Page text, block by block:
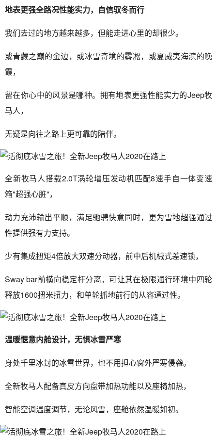
地表更强全路况性能实力，自信驭冬而行
我们去过的地方越来越多，但能走进心里的却很少。
或青藏之巅的金边，或冰雪奇境的雾凇，或夏威夷海滨的晚
霞，
留在你心中的风景是哪种。拥有地表更强性能实力的Jeep牧
马人，
无疑是向往之路上更可靠的陪伴。
全新牧马人搭载2.0T涡轮增压发动机匹配8速手自一体变速
箱"超强心脏"，
动力充沛输出平顺，满足驰骋快意同时，更为雪地超强通过
性提供强有力支持。
少有集成扭矩4倍放大双速分动器，前中后机械式差速锁，
Sway bar前横向稳定杆分离，可让其在极限通行环境中四轮
释放1600扭米扭力，和单轮抓地前行的从容通过性。
温暖惬意内舱设计，无惧冰雪严寒
身处千里冰封的冰雪世界，也不用担心窗外严寒侵袭。
全新牧马人配备真皮方向盘带加热功能以及座椅加热，
智能空调温度调节，无论风雪，座舱依然温暖如初。